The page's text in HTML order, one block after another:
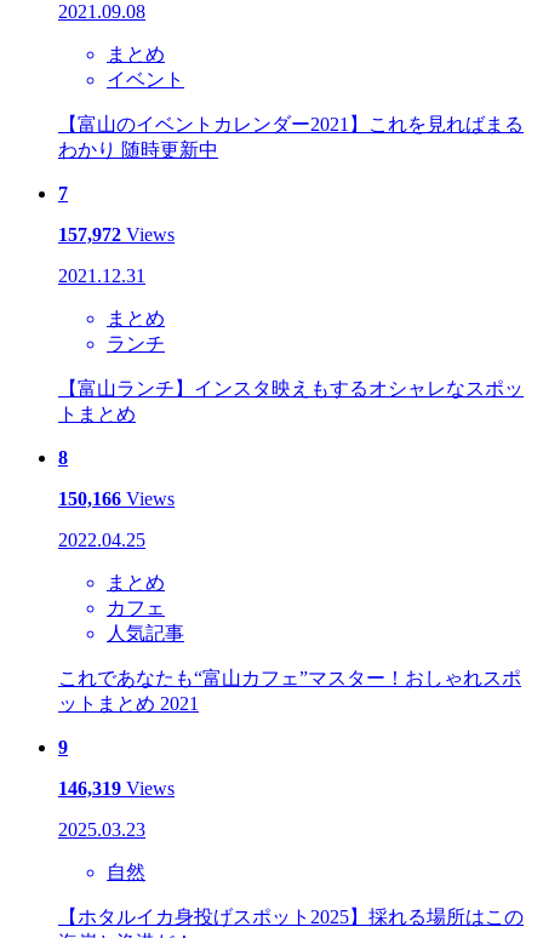
2021.09.08
まとめ
イベント
【富山のイベントカレンダー2021】これを見ればまる
わかり 随時更新中
7
157,972 Views
2021.12.31
まとめ
ランチ
【富山ランチ】インスタ映えもするオシャレなスポッ
トまとめ
8
150,166 Views
2022.04.25
まとめ
カフェ
人気記事
これであなたも“富山カフェ”マスター！おしゃれスポ
ットまとめ 2021
9
146,319 Views
2025.03.23
自然
【ホタルイカ身投げスポット2025】採れる場所はこの